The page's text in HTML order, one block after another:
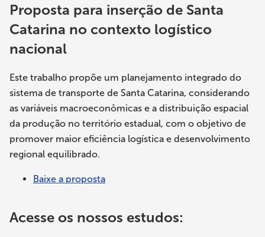
Proposta para inserção de Santa
Catarina no contexto logístico
nacional
Este trabalho propõe um planejamento integrado do
sistema de transporte de Santa Catarina, considerando
as variáveis macroeconômicas e a distribuição espacial
da produção no território estadual, com o objetivo de
promover maior eficiência logística e desenvolvimento
regional equilibrado.
Baixe a proposta
Acesse os nossos estudos: